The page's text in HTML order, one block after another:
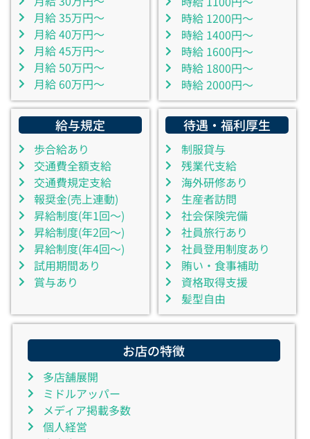
月給 35万円～
月給 40万円～
月給 45万円～
月給 50万円～
月給 60万円～
時給 1200円～
時給 1400円～
時給 1600円～
時給 1800円～
時給 2000円～
給与規定
歩合給あり
交通費全額支給
交通費規定支給
報奨金(売上連動)
昇給制度(年1回～)
昇給制度(年2回～)
昇給制度(年4回～)
試用期間あり
賞与あり
待遇・福利厚生
制服貸与
残業代支給
海外研修あり
生産者訪問
社会保険完備
社員旅行あり
社員登用制度あり
賄い・食事補助
資格取得支援
髪型自由
お店の特徴
多店舗展開
ミドルアッパー
メディア掲載多数
個人経営